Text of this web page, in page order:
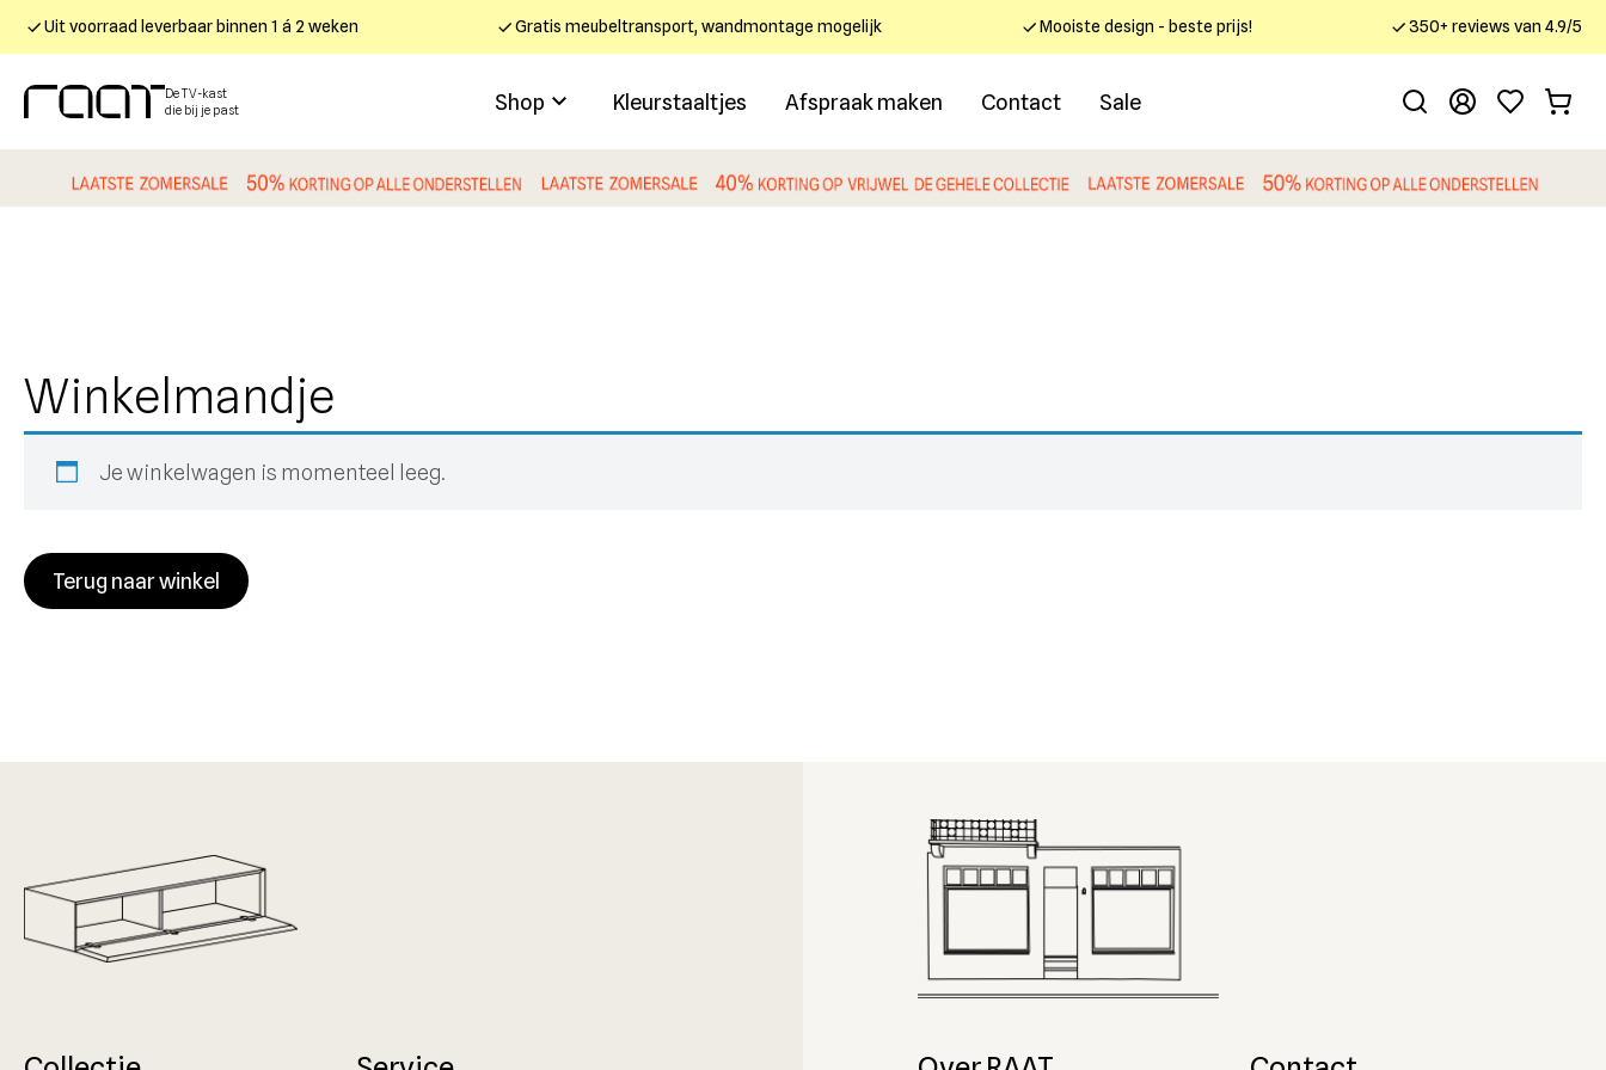
Uit voorraad leverbaar binnen 1 á 2 weken Gratis meubeltransport, wandmontage mogelijk Mooiste design - beste prijs! 350+ reviews van 4.9/5
De TV-kast
die bij je past
Shop Kleurstaaltjes Afspraak maken Contact Sale
.
Winkelmandje
Je winkelwagen is momenteel leeg.
Terug naar winkel